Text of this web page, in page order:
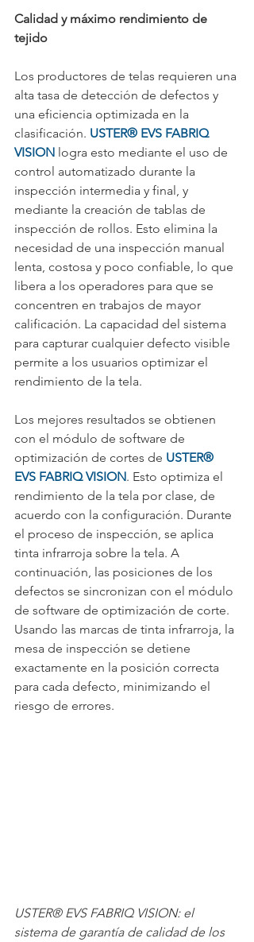
Calidad y máximo rendimiento de
tejido
Los productores de telas requieren una
alta tasa de detección de defectos y
una eficiencia optimizada en la
clasificación. USTER® EVS FABRIQ
VISION logra esto mediante el uso de
control automatizado durante la
inspección intermedia y final, y
mediante la creación de tablas de
inspección de rollos. Esto elimina la
necesidad de una inspección manual
lenta, costosa y poco confiable, lo que
libera a los operadores para que se
concentren en trabajos de mayor
calificación. La capacidad del sistema
para capturar cualquier defecto visible
permite a los usuarios optimizar el
rendimiento de la tela.
Los mejores resultados se obtienen
con el módulo de software de
optimización de cortes de USTER®
EVS FABRIQ VISION. Esto optimiza el
rendimiento de la tela por clase, de
acuerdo con la configuración. Durante
el proceso de inspección, se aplica
tinta infrarroja sobre la tela. A
continuación, las posiciones de los
defectos se sincronizan con el módulo
de software de optimización de corte.
Usando las marcas de tinta infrarroja, la
mesa de inspección se detiene
exactamente en la posición correcta
para cada defecto, minimizando el
riesgo de errores.
USTER® EVS FABRIQ VISION: el
sistema de garantía de calidad de los